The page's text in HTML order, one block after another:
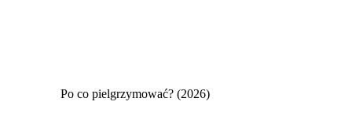
Po co pielgrzymować? (2026)